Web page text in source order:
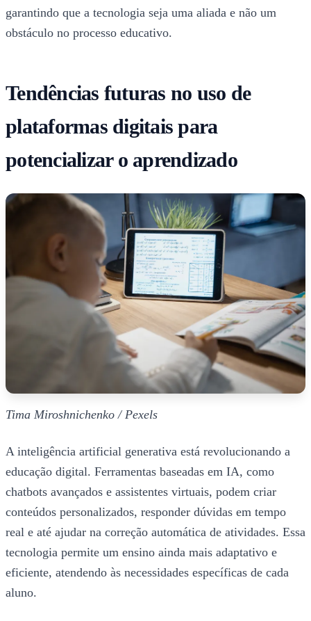
garantindo que a tecnologia seja uma aliada e não um
obstáculo no processo educativo.
Tendências futuras no uso de
plataformas digitais para
potencializar o aprendizado
Tima Miroshnichenko / Pexels
A inteligência artificial generativa está revolucionando a
educação digital. Ferramentas baseadas em IA, como
chatbots avançados e assistentes virtuais, podem criar
conteúdos personalizados, responder dúvidas em tempo
real e até ajudar na correção automática de atividades. Essa
tecnologia permite um ensino ainda mais adaptativo e
eficiente, atendendo às necessidades específicas de cada
aluno.